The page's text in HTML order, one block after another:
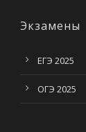
Экзамены
ЕГЭ 2025
ОГЭ 2025